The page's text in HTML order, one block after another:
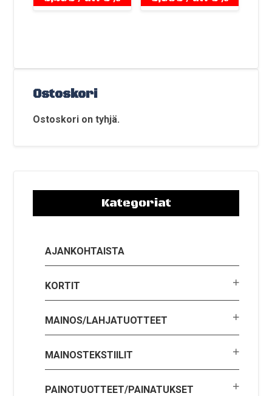
Ostoskori
Ostoskori on tyhjä.
Kategoriat
AJANKOHTAISTA
KORTIT
MAINOS/LAHJATUOTTEET
MAINOSTEKSTIILIT
PAINOTUOTTEET/PAINATUKSET